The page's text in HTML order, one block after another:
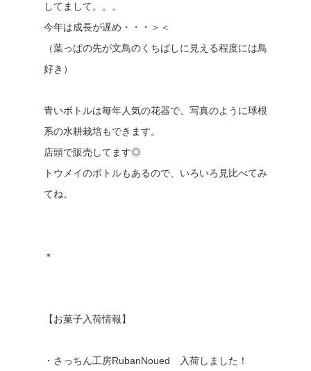
してまして。。。
今年は成長が遅め・・・＞＜
（葉っぱの先が文鳥のくちばしに見える程度には鳥
好き）
青いボトルは毎年人気の花器で、写真のように球根
系の水耕栽培もできます。
店頭で販売してます◎
トウメイのボトルもあるので、いろいろ見比べてみ
てね。
＊
【お菓子入荷情報】
・さっちん工房RubanNoued 入荷しました！